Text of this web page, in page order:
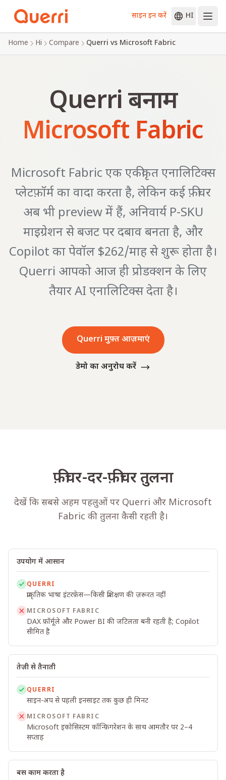
Skip to content
साइन इन करें HI
Home Hi Compare Querri vs Microsoft Fabric
Querri बनाम
Microsoft Fabric
Microsoft Fabric एक एकीकृत एनालिटिक्स
प्लेटफ़ॉर्म का वादा करता है, लेकिन कई फ़ीचर
अब भी preview में हैं, अनिवार्य P-SKU
माइग्रेशन से बजट पर दबाव बनता है, और
Copilot का पेवॉल $262/माह से शुरू होता है।
Querri आपको आज ही प्रोडक्शन के लिए
तैयार AI एनालिटिक्स देता है।
Querri मुफ़्त आज़माएं
डेमो का अनुरोध करें
फ़ीचर-दर-फ़ीचर तुलना
देखें कि सबसे अहम पहलुओं पर Querri और Microsoft
Fabric की तुलना कैसी रहती है।
उपयोग में आसान
QUERRI
प्राकृतिक भाषा इंटरफ़ेस—किसी प्रशिक्षण की ज़रूरत नहीं
MICROSOFT FABRIC
DAX फ़ॉर्मूले और Power BI की जटिलता बनी रहती है; Copilot
सीमित है
तेज़ी से तैनाती
QUERRI
साइन-अप से पहली इनसाइट तक कुछ ही मिनट
MICROSOFT FABRIC
Microsoft इकोसिस्टम कॉन्फ़िगरेशन के साथ आमतौर पर 2–4
सप्ताह
बस काम करता है